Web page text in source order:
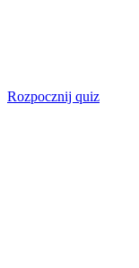
Rozpocznij quiz